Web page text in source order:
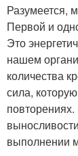
Разумеется,
Первой и
Это
нашем
количества
сила,
повторениях.
выполнении